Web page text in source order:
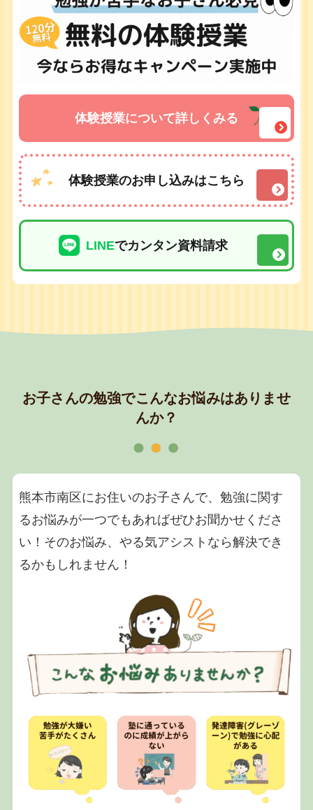
体験授業について詳しくみる
体験授業のお申し込みはこちら
LINEでカンタン資料請求
お子さんの勉強でこんなお悩みはありませ
んか？
熊本市南区にお住いのお子さんで、勉強に関す
るお悩みが一つでもあればぜひお聞かせくださ
い！そのお悩み、やる気アシストなら解決でき
るかもしれません！